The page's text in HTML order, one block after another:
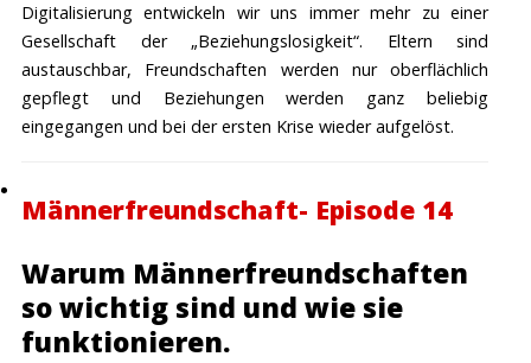
Digitalisierung entwickeln wir uns immer mehr zu einer
Gesellschaft der „Beziehungslosigkeit“. Eltern sind
austauschbar, Freundschaften werden nur oberflächlich
gepflegt und Beziehungen werden ganz beliebig
eingegangen und bei der ersten Krise wieder aufgelöst.
Männerfreundschaft- Episode 14
Warum Männerfreundschaften
so wichtig sind und wie sie
funktionieren.